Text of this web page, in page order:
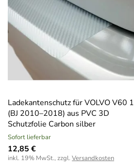
Ladekantenschutz für VOLVO V60 1
(BJ 2010–2018) aus PVC 3D
Schutzfolie Carbon silber
Sofort lieferbar
12,85 €
inkl. 19% MwSt., zzgl. Versandkosten